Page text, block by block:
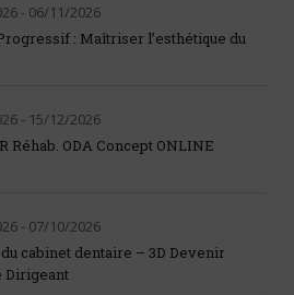
- 06/11/2026
: Maîtriser l’esthétique du
- 15/12/2026
Réhab. ODA Concept ONLINE
- 07/10/2026
cabinet dentaire – 3D Devenir
Dirigeant